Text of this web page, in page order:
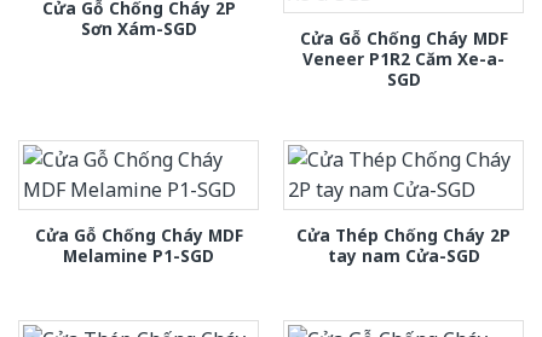
Cửa Gỗ Chống Cháy 2P
Sơn Xám-SGD
Cửa Gỗ Chống Cháy MDF
Veneer P1R2 Căm Xe-a-
SGD
Cửa Gỗ Chống Cháy MDF
Melamine P1-SGD
Cửa Thép Chống Cháy 2P
tay nam Cửa-SGD